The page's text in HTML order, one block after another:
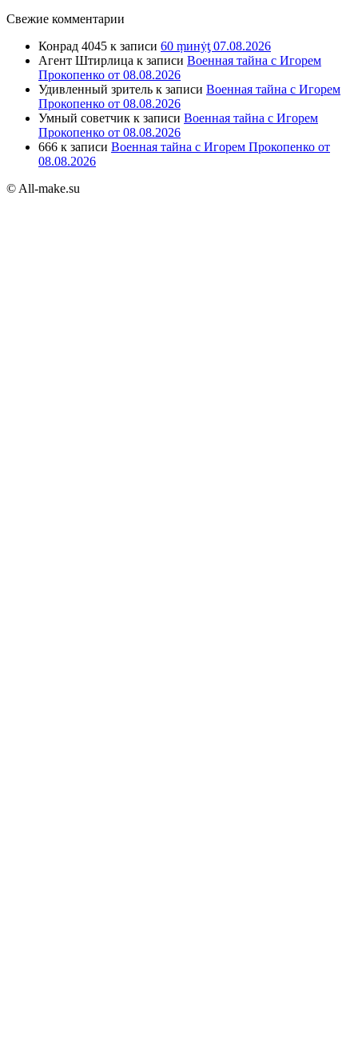
Свежие комментарии
Конрад 4045 к записи 60 ṃинẏƫ 07.08.2026
Агент Штирлица к записи Военная тайна с Игорем
Прокопенко от 08.08.2026
Удивленный зритель к записи Военная тайна с Игорем
Прокопенко от 08.08.2026
Умный советчик к записи Военная тайна с Игорем
Прокопенко от 08.08.2026
666 к записи Военная тайна с Игорем Прокопенко от
08.08.2026
© All-make.su